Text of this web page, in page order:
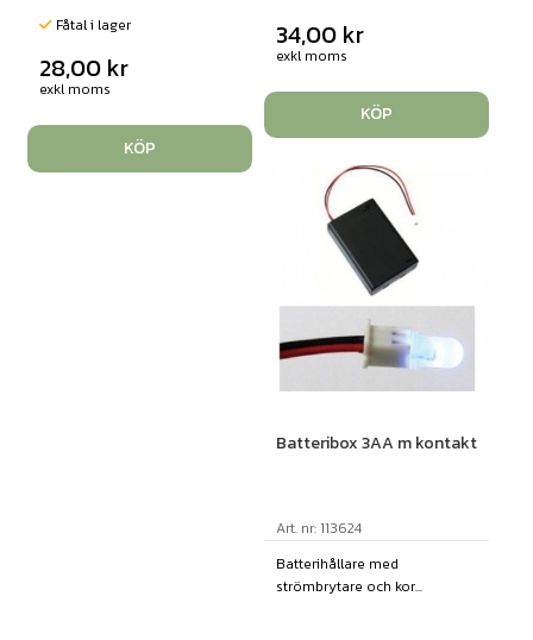
Fåtal i lager
28,00 kr
exkl moms
KÖP
34,00 kr
exkl moms
KÖP
Batteribox 3AA m kontakt
Art. nr: 113624
Batterihållare med
strömbrytare och kor...